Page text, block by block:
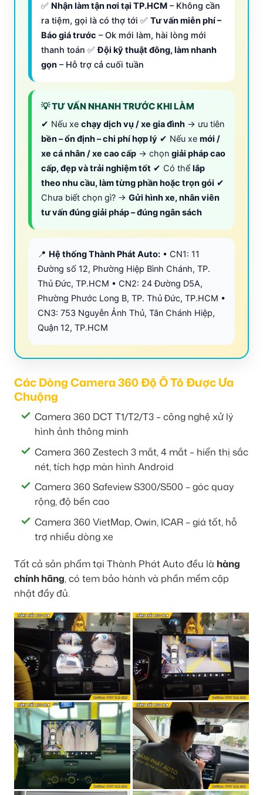
✅ Nhận làm tận nơi tại TP.HCM – Không cần
ra tiệm, gọi là có thợ tới ✅ Tư vấn miễn phí –
Báo giá trước – Ok mới làm, hài lòng mới
thanh toán ✅Đội kỹ thuật đông, làm nhanh
gọn – Hỗ trợ cả cuối tuần
💡 TƯ VẤN NHANH TRƯỚC KHI LÀM
✔ Nếu xe chạy dịch vụ / xe gia đình → ưu tiên
bền – ổn định – chi phí hợp lý ✔ Nếu xe mới /
xe cá nhân / xe cao cấp → chọn giải pháp cao
cấp, đẹp và trải nghiệm tốt ✔ Có thể lắp
theo nhu cầu, làm từng phần hoặc trọn gói ✔
Chưa biết chọn gì? → Gửi hình xe, nhân viên
tư vấn đúng giải pháp – đúng ngân sách
📍 Hệ thống Thành Phát Auto: • CN1: 11
Đường số 12, Phường Hiệp Bình Chánh, TP.
Thủ Đức, TP.HCM • CN2: 24 Đường D5A,
Phường Phước Long B, TP. Thủ Đức, TP.HCM •
CN3: 753 Nguyễn Ảnh Thủ, Tân Chánh Hiệp,
Quận 12, TP.HCM
Các Dòng Camera 360 Độ Ô Tô Được Ưa
Chuộng
Camera 360 DCT T1/T2/T3 – công nghệ xử lý
hình ảnh thông minh
Camera 360 Zestech 3 mắt, 4 mắt – hiển thị sắc
nét, tích hợp màn hình Android
Camera 360 Safeview S300/S500 – góc quay
rộng, độ bền cao
Camera 360 VietMap, Owin, ICAR – giá tốt, hỗ
trợ nhiều dòng xe
Tất cả sản phẩm tại Thành Phát Auto đều là hàng
chính hãng, có tem bảo hành và phần mềm cập
nhật đầy đủ.